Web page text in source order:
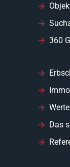
360
Das